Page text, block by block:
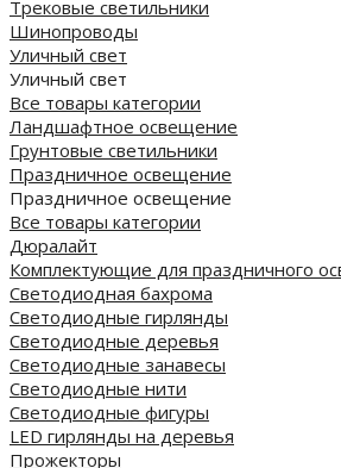
Трековые светильники
Шинопроводы
Уличный свет
Уличный свет
Все товары категории
Ландшафтное освещение
Грунтовые светильники
Праздничное освещение
Праздничное освещение
Все товары категории
Дюралайт
Комплектующие для праздничного
Светодиодная бахрома
Светодиодные гирлянды
Светодиодные деревья
Светодиодные занавесы
Светодиодные нити
Светодиодные фигуры
LED гирлянды на деревья
Прожекторы